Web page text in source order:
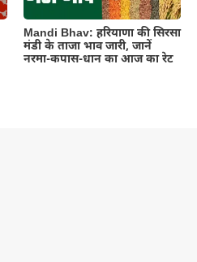
Mandi Bhav: हरियाणा की सिरसा
मंडी के ताजा भाव जारी, जानें
नरमा-कपास-धान का आज का रेट